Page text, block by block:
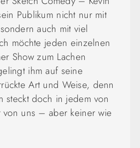
Publikum nicht nur mit
auch mit viel
möchte jeden einzelnen
Show zum Lachen
ihm auf seine
Art und Weise, denn
steckt doch in jedem von
von uns – aber keiner wie